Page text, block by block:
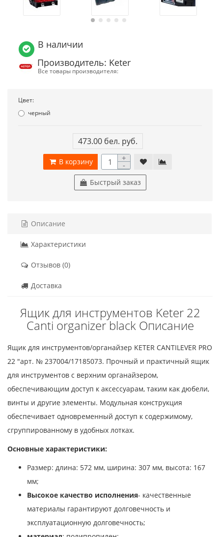
В наличии
Производитель: Keter
Все товары производителя:
Цвет:
черный
473.00 бел. руб.
В корзину +
-
Быстрый заказ
Описание
Характеристики
Отзывов (0)
Доставка
Ящик для инструментов Keter 22
Canti organizer black Описание
Ящик для инструментов/органайзер KETER CANTILEVER PRO
22 "арт. № 237004/17185073. Прочный и практичный ящик
для инструментов с верхним органайзером,
обеспечивающим доступ к аксессуарам, таким как дюбели,
винты и другие элементы. Модульная конструкция
обеспечивает одновременный доступ к содержимому,
сгруппированному в удобных лотках.
Основные характеристики:
Размер: длина: 572 мм, ширина: 307 мм, высота: 167
мм;
Высокое качество исполнения- качественные
материалы гарантируют долговечность и
эксплуатационную долговечность;